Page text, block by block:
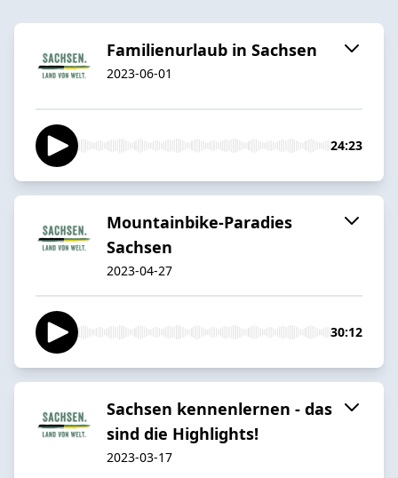
Familienurlaub in Sachsen
2023-06-01
24:23
Mountainbike-Paradies
Sachsen
2023-04-27
30:12
Sachsen kennenlernen - das
sind die Highlights!
2023-03-17